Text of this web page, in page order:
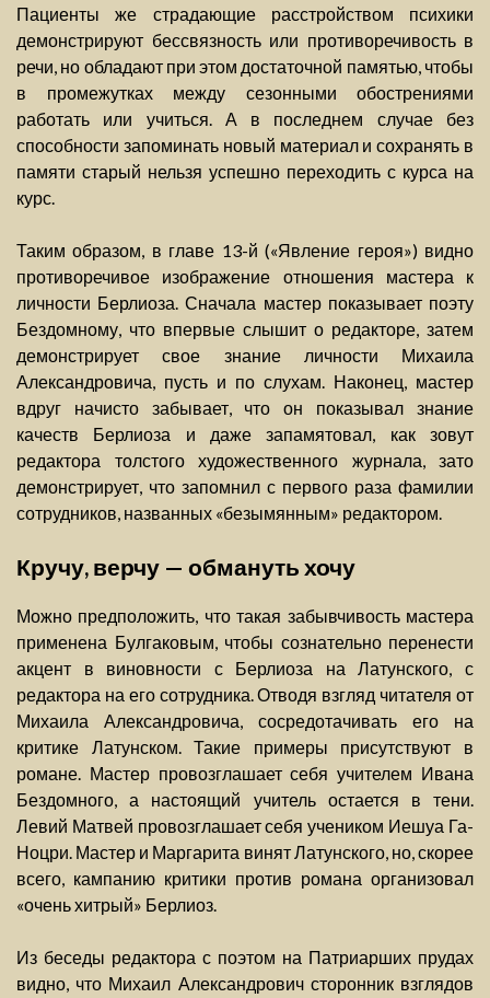
Пациенты же страдающие расстройством психики
демонстрируют бессвязность или противоречивость в
речи, но обладают при этом достаточной памятью, чтобы
в промежутках между сезонными обострениями
работать или учиться. А в последнем случае без
способности запоминать новый материал и сохранять в
памяти старый нельзя успешно переходить с курса на
курс.
Таким образом, в главе 13-й («Явление героя») видно
противоречивое изображение отношения мастера к
личности Берлиоза. Сначала мастер показывает поэту
Бездомному, что впервые слышит о редакторе, затем
демонстрирует свое знание личности Михаила
Александровича, пусть и по слухам. Наконец, мастер
вдруг начисто забывает, что он показывал знание
качеств Берлиоза и даже запамятовал, как зовут
редактора толстого художественного журнала, зато
демонстрирует, что запомнил с первого раза фамилии
сотрудников, названных «безымянным» редактором.
Кручу, верчу — обмануть хочу
Можно предположить, что такая забывчивость мастера
применена Булгаковым, чтобы сознательно перенести
акцент в виновности с Берлиоза на Латунского, с
редактора на его сотрудника. Отводя взгляд читателя от
Михаила Александровича, сосредотачивать его на
критике Латунском. Такие примеры присутствуют в
романе. Мастер провозглашает себя учителем Ивана
Бездомного, а настоящий учитель остается в тени.
Левий Матвей провозглашает себя учеником Иешуа Га-
Ноцри. Мастер и Маргарита винят Латунского, но, скорее
всего, кампанию критики против романа организовал
«очень хитрый» Берлиоз.
Из беседы редактора с поэтом на Патриарших прудах
видно, что Михаил Александрович сторонник взглядов